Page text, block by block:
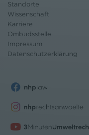
Standorte
Wissenschaft
Karriere
Ombudsstelle
Impressum
Datenschutzerklärung